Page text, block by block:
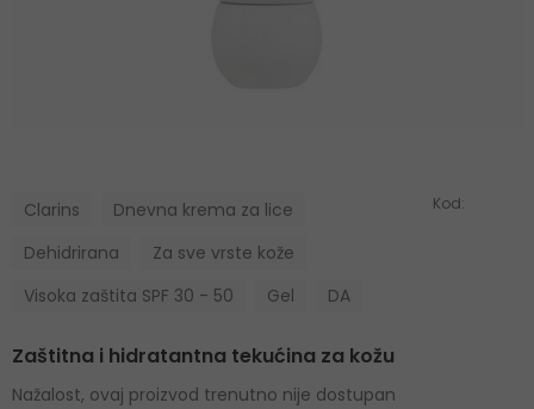
Clarins
Dnevna krema za lice
Dehidrirana
Za sve vrste kože
Visoka zaštita SPF 30 - 50
Gel DA
Kod:
Zaštitna i hidratantna tekućina za kožu
Nažalost, ovaj proizvod trenutno nije dostupan